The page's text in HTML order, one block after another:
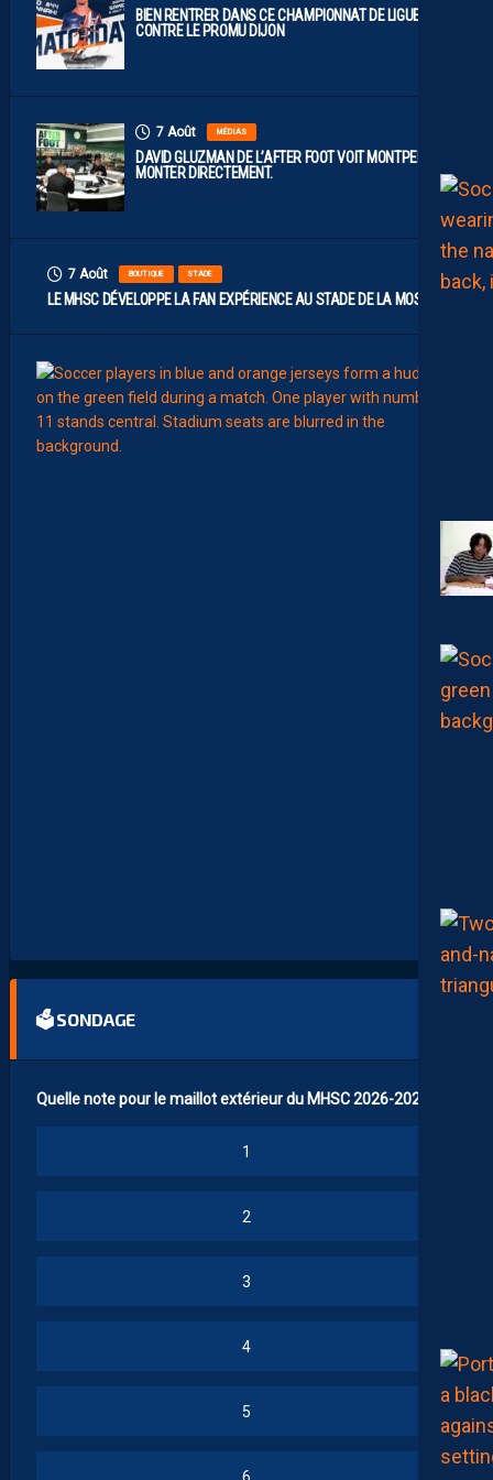
BIEN RENTRER DANS CE CHAMPIONNAT DE LIGUE 2
CONTRE LE PROMU DIJON
7 Août MÉDIAS
DAVID GLUZMAN DE L’AFTER FOOT VOIT MONTPELLIER
MONTER DIRECTEMENT.
7 Août BOUTIQUE STADE
LE MHSC DÉVELOPPE LA FAN EXPÉRIENCE AU STADE DE LA MOSSON
V
A
U
X
É
R
S
E
N
S
🗳 SONDAGE
Quelle note pour le maillot extérieur du MHSC 2026-2027 ?
1
2
3
4
5
6